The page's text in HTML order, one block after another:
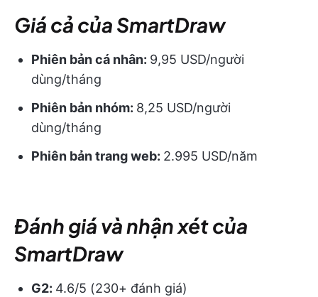
Giá cả của SmartDraw
Phiên bản cá nhân: 9,95 USD/người
dùng/tháng
Phiên bản nhóm: 8,25 USD/người
dùng/tháng
Phiên bản trang web: 2.995 USD/năm
Đánh giá và nhận xét của
SmartDraw
G2: 4.6/5 (230+ đánh giá)